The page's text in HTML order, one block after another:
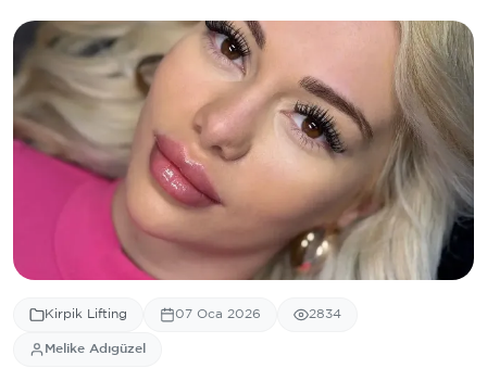
Kirpik Lifting 07 Oca 2026 2834
Melike Adıgüzel